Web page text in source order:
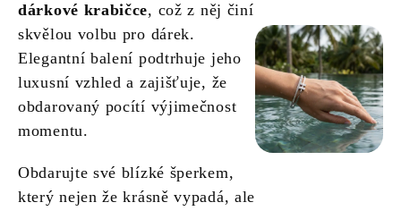
dárkové krabičce, což z něj činí
skvělou volbu pro dárek.
Elegantní balení podtrhuje jeho
luxusní vzhled a zajišťuje, že
obdarovaný pocítí výjimečnost
momentu.
Obdarujte své blízké šperkem,
který nejen že krásně vypadá, ale